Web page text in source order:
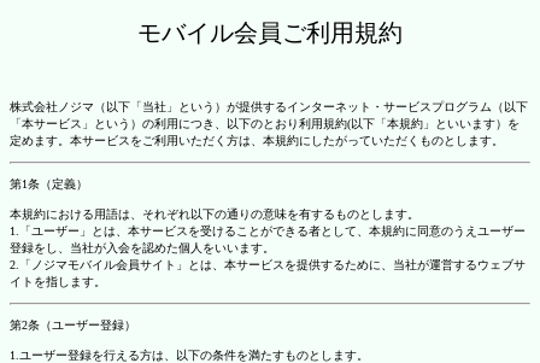
モバイル会員ご利用規約
株式会社ノジマ（以下「当社」という）が提供するインターネット・サービスプログラム（以下
「本サービス」という）の利用につき、以下のとおり利用規約(以下「本規約」といいます）を
定めます。本サービスをご利用いただく方は、本規約にしたがっていただくものとします。
第1条（定義）
本規約における用語は、それぞれ以下の通りの意味を有するものとします。
1.「ユーザー」とは、本サービスを受けることができる者として、本規約に同意のうえユーザー
登録をし、当社が入会を認めた個人をいいます。
2.「ノジマモバイル会員サイト」とは、本サービスを提供するために、当社が運営するウェブサ
イトを指します。
第2条（ユーザー登録）
1.ユーザー登録を行える方は、以下の条件を満たすものとします。